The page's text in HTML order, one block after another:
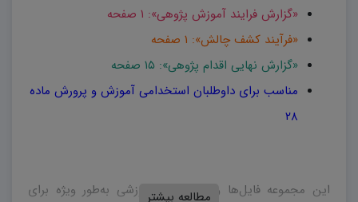
«گزارش فرایند آموزش پژوهی»: ۱ صفحه
«فرآیند کشف چالش»: ۱ صفحه
«گزارش نهایی اقدام پژوهی»: ۱۵ صفحه
مناسب برای داوطلبان استخدامی آموزش و پرورش ماده
۲۸
این مجموعه فایل‌ها و پست‌های آموزشی به‌طور ویژه برای
مطالعه بیشتر